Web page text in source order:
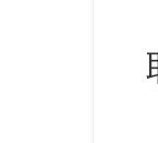
※